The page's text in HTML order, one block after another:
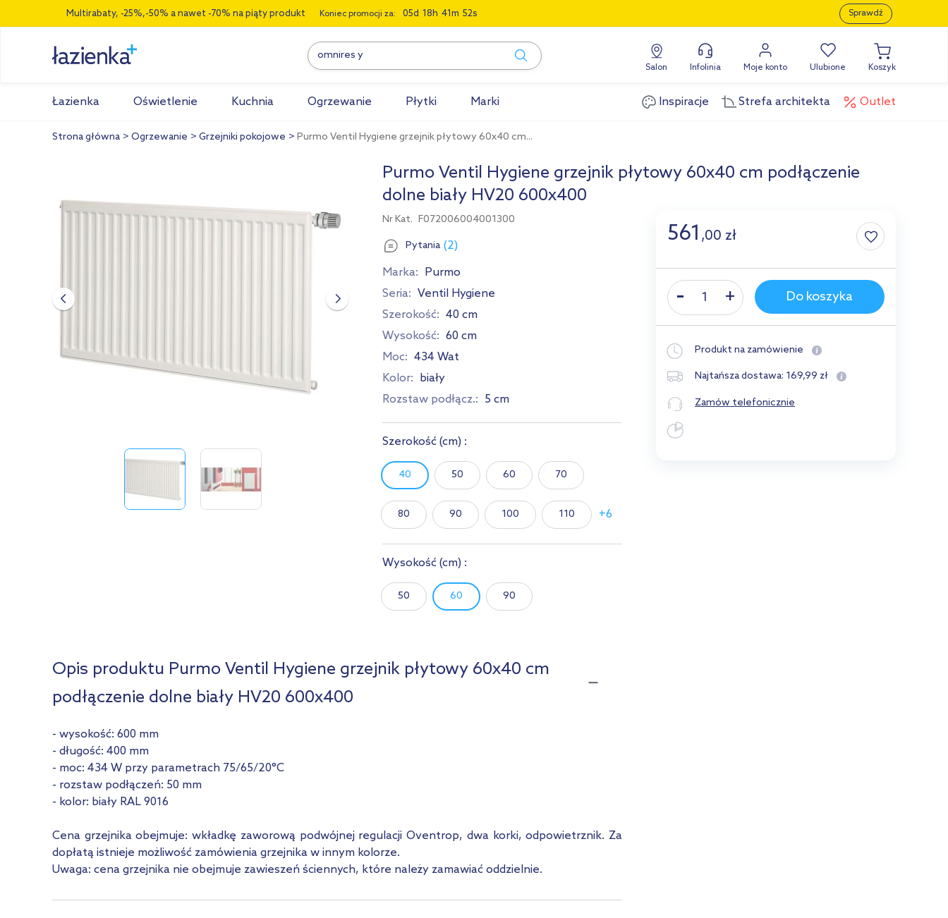
Multirabaty, -25%,-50% a nawet -70% na piąty produkt Koniec promocji za: 05 18 41 51 Sprawdź
Salon Infolinia Moje konto Ulubione Koszyk
Łazienka Oświetlenie Kuchnia Ogrzewanie Płytki Marki Inspiracje Strefa architekta Outlet
Strona główna Ogrzewanie Grzejniki pokojowe Purmo Ventil Hygiene grzejnik płytowy 60x40 cm...
Purmo Ventil Hygiene grzejnik płytowy 60x40 cm podłączenie
dolne biały HV20 600x400
Nr Kat. F072006004001300
Pytania (2)
Marka: Purmo
Seria: Ventil Hygiene
Szerokość: 40 cm
Wysokość: 60 cm
Moc: 434 Wat
Kolor: biały
Rozstaw podłącz.: 5 cm
Szerokość (cm) :
40 50 60 70
80 90 100 110 +6
200 230
Wysokość (cm) :
50 60 90
561 ,00 zł
Do koszyka
Produkt na zamówienie
Najtańsza dostawa: 169,99 zł
Zamów telefonicznie
Opis produktu Purmo Ventil Hygiene grzejnik płytowy 60x40 cm
podłączenie dolne biały HV20 600x400
- wysokość: 600 mm
- długość: 400 mm
- moc: 434 W przy parametrach 75/65/20°C
- rozstaw podłączeń: 50 mm
- kolor: biały RAL 9016
Cena grzejnika obejmuje: wkładkę zaworową podwójnej regulacji Oventrop, dwa korki, odpowietrznik. Za
dopłatą istnieje możliwość zamówienia grzejnika w innym kolorze.
Uwaga: cena grzejnika nie obejmuje zawieszeń ściennych, które należy zamawiać oddzielnie.